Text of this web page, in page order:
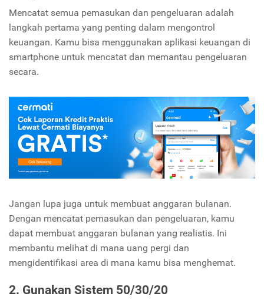
Mencatat semua pemasukan dan pengeluaran adalah
langkah pertama yang penting dalam mengontrol
keuangan. Kamu bisa menggunakan aplikasi keuangan di
smartphone untuk mencatat dan memantau pengeluaran
secara.
Jangan lupa juga untuk membuat anggaran bulanan.
Dengan mencatat pemasukan dan pengeluaran, kamu
dapat membuat anggaran bulanan yang realistis. Ini
membantu melihat di mana uang pergi dan
mengidentifikasi area di mana kamu bisa menghemat.
2. Gunakan Sistem 50/30/20